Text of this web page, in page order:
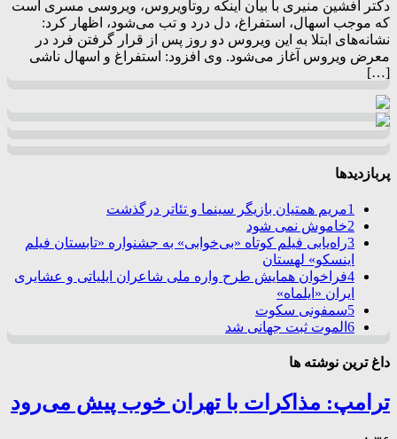
دکتر افشین منیری با بیان اینکه روتاویروس، ویروسی مسری است
که موجب اسهال، استفراغ، دل درد و تب می‌شود، اظهار کرد:
نشانه‌های ابتلا به این ویروس دو روز پس از قرار گرفتن فرد در
معرض ویروس آغاز می‌شود. وی افزود: استفراغ و اسهال ناشی
[…]
پربازدیدها
1مریم همتیان بازیگر سینما و تئاتر درگذشت
2خاموش نمی شود
3راه‌یابی فیلم کوتاه «بی‌خوابی» به جشنواره «تابستان فیلم
اینسکو» لهستان
4فراخوان همایش طرح واره ملی شاعران ایلیاتی و عشایری
ایران «ایلماه»
5سمفونی سکوت
6 الموت ثبت جهانی شد
داغ ترین نوشته ها
ترامپ: مذاکرات با تهران خوب پیش می‌رود